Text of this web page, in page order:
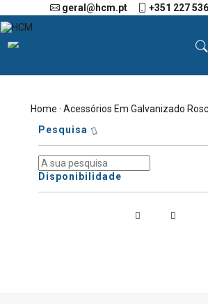
geral@hcm.pt +351 227
Home ·Acessórios Em Galvanizado
Pesquisa
Disponibilidade